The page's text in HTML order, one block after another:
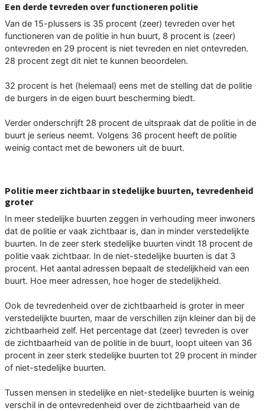
Een derde tevreden over functioneren politie
Van de 15-plussers is 35 procent (zeer) tevreden over het
functioneren van de politie in hun buurt, 8 procent is (zeer)
ontevreden en 29 procent is niet tevreden en niet ontevreden.
28 procent zegt dit niet te kunnen beoordelen.
32 procent is het (helemaal) eens met de stelling dat de politie
de burgers in de eigen buurt bescherming biedt.
Verder onderschrijft 28 procent de uitspraak dat de politie in de
buurt je serieus neemt. Volgens 36 procent heeft de politie
weinig contact met de bewoners uit de buurt.
Politie meer zichtbaar in stedelijke buurten, tevredenheid
groter
In meer stedelijke buurten zeggen in verhouding meer inwoners
dat de politie er vaak zichtbaar is, dan in minder verstedelijkte
buurten. In de zeer sterk stedelijke buurten vindt 18 procent de
politie vaak zichtbaar. In de niet-stedelijke buurten is dat 3
procent. Het aantal adressen bepaalt de stedelijkheid van een
buurt. Hoe meer adressen, hoe hoger de stedelijkheid.
Ook de tevredenheid over de zichtbaarheid is groter in meer
verstedelijkte buurten, maar de verschillen zijn kleiner dan bij de
zichtbaarheid zelf. Het percentage dat (zeer) tevreden is over
de zichtbaarheid van de politie in de buurt, loopt uiteen van 36
procent in zeer sterk stedelijke buurten tot 29 procent in minder
of niet-stedelijke buurten.
Tussen mensen in stedelijke en niet-stedelijke buurten is weinig
verschil in de ontevredenheid over de zichtbaarheid van de